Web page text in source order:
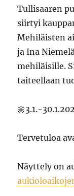
Tullisaaren
siirtyi
Mehiläisten
ja Ina
mehiläisille.
taiteellaan
🌼3.1.-
Tervetuloa
Näyttely on